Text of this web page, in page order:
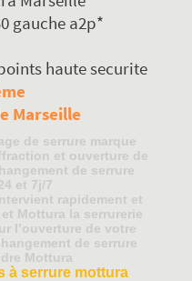
gauche a2p*
haute securite
Marseille
de serrure marque
et ouverture de
de serrure
et 7j/7
rapidement et
Mottura la serrurerie
l’ouverture de votre
de serrure
Mottura
à serrure mottura